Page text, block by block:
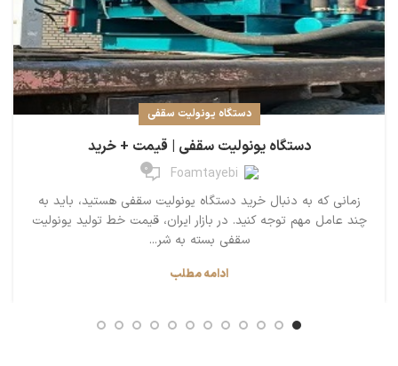
دستگاه یونولیت سقفی
دستگاه یونولیت سقفی | قیمت + خرید
Foamtayebi
0
زمانی که به دنبال خرید دستگاه یونولیت سقفی هستید، باید به
چند عامل مهم توجه کنید. در بازار ایران، قیمت خط تولید یونولیت
سقفی بسته به شر...
ادامه مطلب